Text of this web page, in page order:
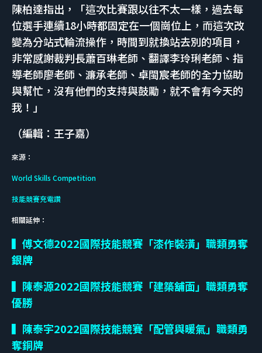
陳柏達指出，「這次比賽跟以往不太一樣，過去每
位選手連續18小時都固定在一個崗位上，而這次改
變為分站式輪流操作，時間到就換站去別的項目，
非常感謝裁判長蕭百琳老師、翻譯李玲琍老師、指
導老師廖老師、濂承老師、卓閩宸老師的全力協助
與幫忙，沒有他們的支持與鼓勵，就不會有今天的
我！」
（編輯：王子嘉）
來源：
World Skills Competition
技能競賽充電讚
相關延伸：
▍傅文德2022國際技能競賽「漆作裝潢」職類勇奪
銀牌
▍陳泰源2022國際技能競賽「建築舖面」職類勇奪
優勝
▍陳泰宇2022國際技能競賽「配管與暖氣」職類勇
奪銅牌